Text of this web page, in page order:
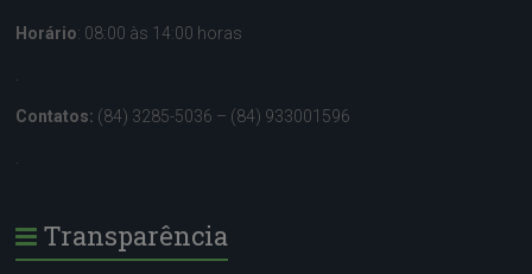
Horário: 08:00 às 14:00 horas
Contatos: (84) 3285-5036 – (84) 933001596
Transparência